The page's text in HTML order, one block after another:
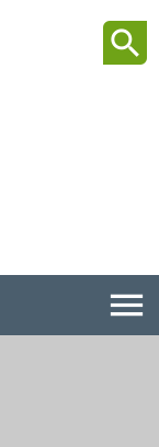
search
menu